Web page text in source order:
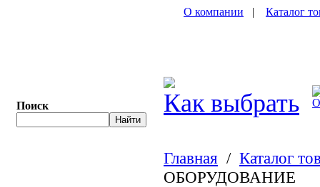
Поиск
О компании | Каталог
Как выбрать
Главная / Каталог
ОБОРУДОВАНИЕ